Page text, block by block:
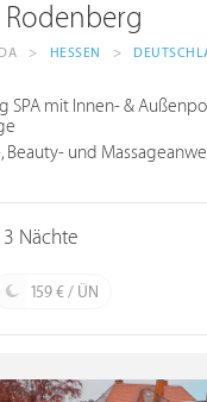
Rodenberg
> HESSEN >
SPA mit Innen- &
Beauty- und
Nächte
159 € / ÜN